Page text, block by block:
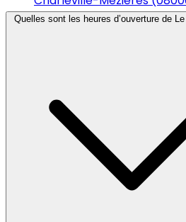
Quelles sont les heures d’ouverture de